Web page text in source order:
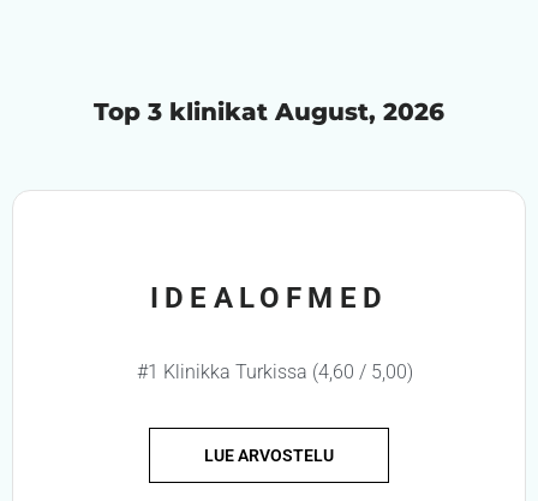
Top 3 klinikat August, 2026
IDEALOFMED
#1 Klinikka Turkissa (4,60 / 5,00)
LUE ARVOSTELU